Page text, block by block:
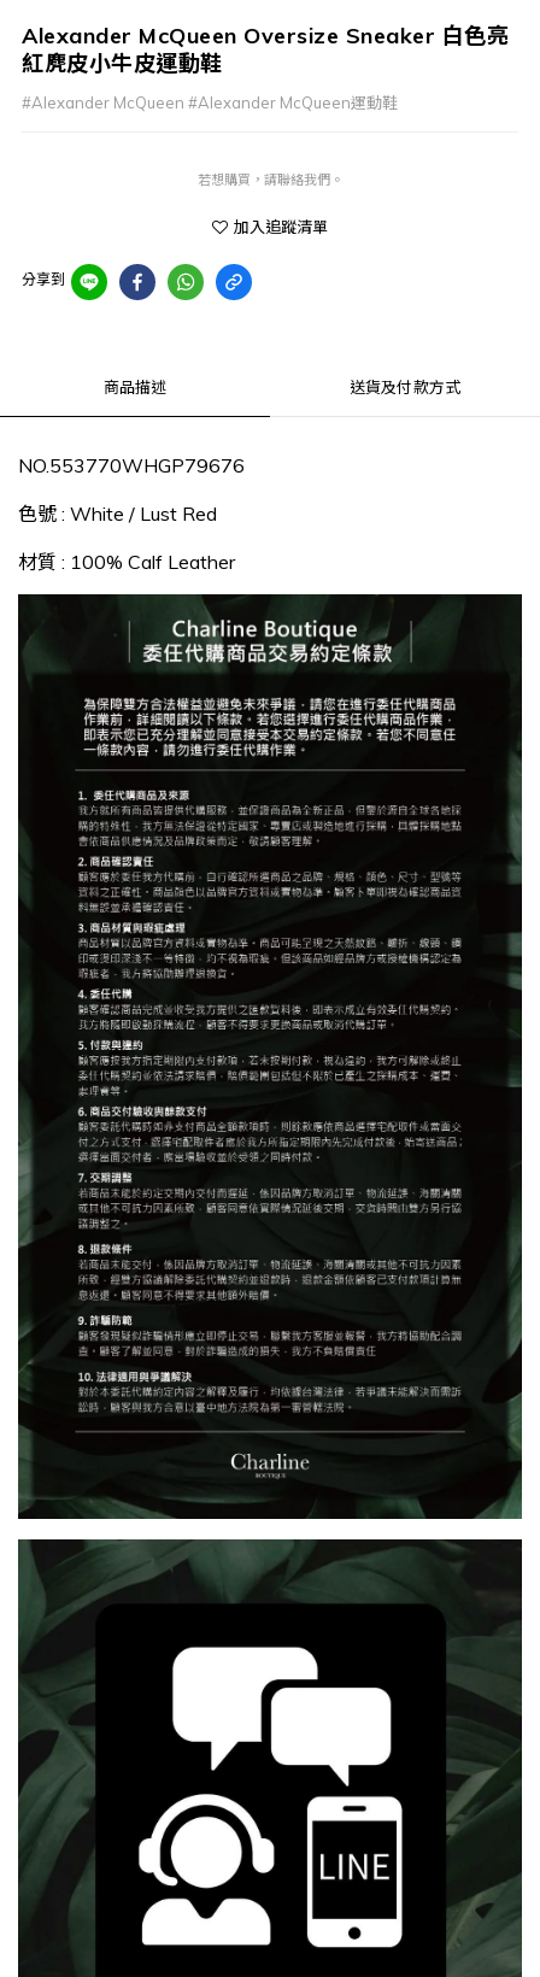
Alexander McQueen Oversize Sneaker 白色亮
紅麂皮小牛皮運動鞋
#Alexander McQueen #Alexander McQueen運動鞋
若想購買，請聯絡我們。
加入追蹤清單
分享到
商品描述 送貨及付款方式
NO.553770WHGP79676
色號 : White / Lust Red
材質 : 100% Calf Leather